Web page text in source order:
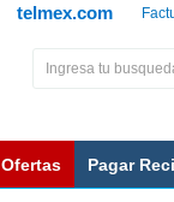
telmex.com
Ofertas Pagar